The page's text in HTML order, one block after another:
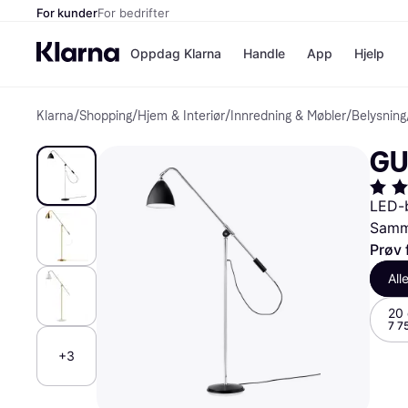
For kunderFor bedrifter
Oppdag Klarna
Betal nå
Betal i 3
Betal innen
Finansiering
Handle
Butikker
kicks.no
App Hjelp
Klarna/Shopping/Hjem & Interiør/ Innredning & Møbler/Belysning
+3
Prøv
Alle
20
7